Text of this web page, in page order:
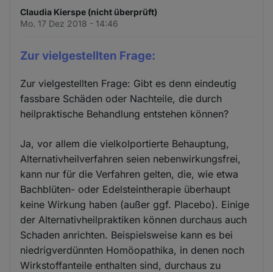
Claudia Kierspe (nicht überprüft)
Mo. 17 Dez 2018 - 14:46
Zur vielgestellten Frage:
Zur vielgestellten Frage: Gibt es denn eindeutig
fassbare Schäden oder Nachteile, die durch
heilpraktische Behandlung entstehen können?
Ja, vor allem die vielkolportierte Behauptung,
Alternativheilverfahren seien nebenwirkungsfrei,
kann nur für die Verfahren gelten, die, wie etwa
Bachblüten- oder Edelsteintherapie überhaupt
keine Wirkung haben (außer ggf. Placebo). Einige
der Alternativheilpraktiken können durchaus auch
Schaden anrichten. Beispielsweise kann es bei
niedrigverdünnten Homöopathika, in denen noch
Wirkstoffanteile enthalten sind, durchaus zu